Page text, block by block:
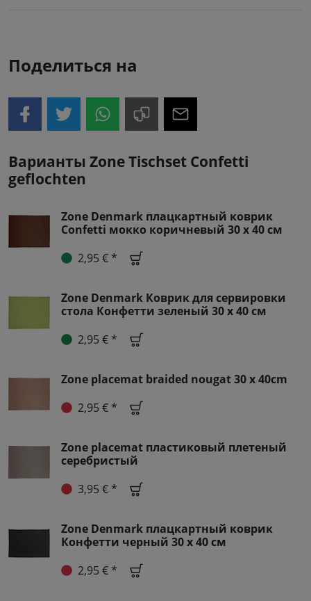
Поделиться на
Варианты Zone Tischset Confetti
geflochten
Zone Denmark плацкартный коврик
Confetti мокко коричневый 30 x 40 см
2,95 € *
Zone Denmark Коврик для сервировки
стола Конфетти зеленый 30 x 40 см
2,95 € *
Zone placemat braided nougat 30 x 40cm
2,95 € *
Zone placemat пластиковый плетеный
серебристый
3,95 € *
Zone Denmark плацкартный коврик
Конфетти черный 30 x 40 см
2,95 € *